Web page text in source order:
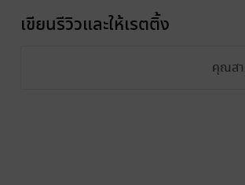
เขียนรีวิวและให้เรตติ้ง
คุณส